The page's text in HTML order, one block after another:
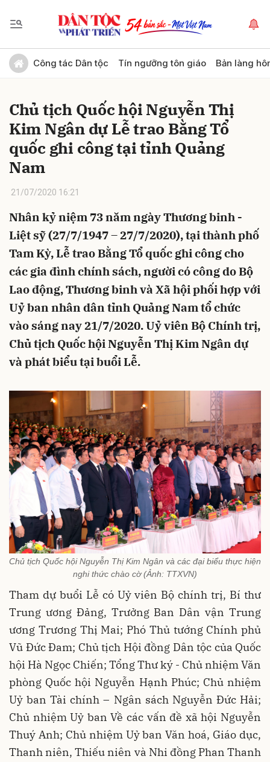
Công tác Dân tộc Tín ngưỡng tôn giáo Bản làng
Chủ tịch Quốc hội Nguyễn Thị
Kim Ngân dự Lễ trao Bằng Tổ
quốc ghi công tại tỉnh Quảng
Nam
21/07/2020 16:21
Nhân kỷ niệm 73 năm ngày Thương binh -
Liệt sỹ (27/7/1947 – 27/7/2020), tại thành phố
Tam Kỳ, Lễ trao Bằng Tổ quốc ghi công cho
các gia đình chính sách, người có công do Bộ
Lao động, Thương binh và Xã hội phối hợp với
Uỷ ban nhân dân tỉnh Quảng Nam tổ chức
vào sáng nay 21/7/2020. Uỷ viên Bộ Chính trị,
Chủ tịch Quốc hội Nguyễn Thị Kim Ngân dự
và phát biểu tại buổi Lễ.
Chủ tịch Quốc hội Nguyễn Thị Kim Ngân và các đại biểu thực hiện
nghi thức chào cờ (Ảnh: TTXVN)
Tham dự buổi Lễ có Uỷ viên Bộ chính trị, Bí thư
Trung ương Đảng, Trưởng Ban Dân vận Trung
ương Trương Thị Mai; Phó Thủ tướng Chính phủ
Vũ Đức Đam; Chủ tịch Hội đồng Dân tộc của Quốc
hội Hà Ngọc Chiến; Tổng Thư ký - Chủ nhiệm Văn
phòng Quốc hội Nguyễn Hạnh Phúc; Chủ nhiệm
Uỷ ban Tài chính – Ngân sách Nguyễn Đức Hải;
Chủ nhiệm Uỷ ban Về các vấn đề xã hội Nguyễn
Thuý Anh; Chủ nhiệm Uỷ ban Văn hoá, Giáo dục,
Thanh niên, Thiếu niên và Nhi đồng Phan Thanh
Gửi bình luận